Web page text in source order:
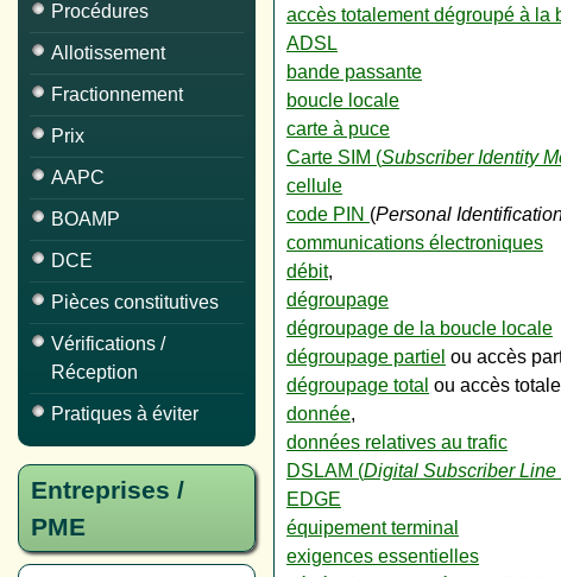
Procédures
Allotissement
Fractionnement
Prix
AAPC
BOAMP
DCE
Pièces constitutives
Vérifications /
Réception
Pratiques à éviter
Entreprises /
PME
accès totalement dégroupé à la
ADSL
bande passante
boucle locale
carte à puce
Carte SIM (Subscriber Identity
cellule
code PIN (Personal
communications électroniques
débit,
dégroupage
dégroupage de la boucle locale
dégroupage partiel ou accès
dégroupage total ou accès
donnée,
données relatives au trafic
DSLAM (Digital Subscriber Line
EDGE
équipement terminal
exigences essentielles